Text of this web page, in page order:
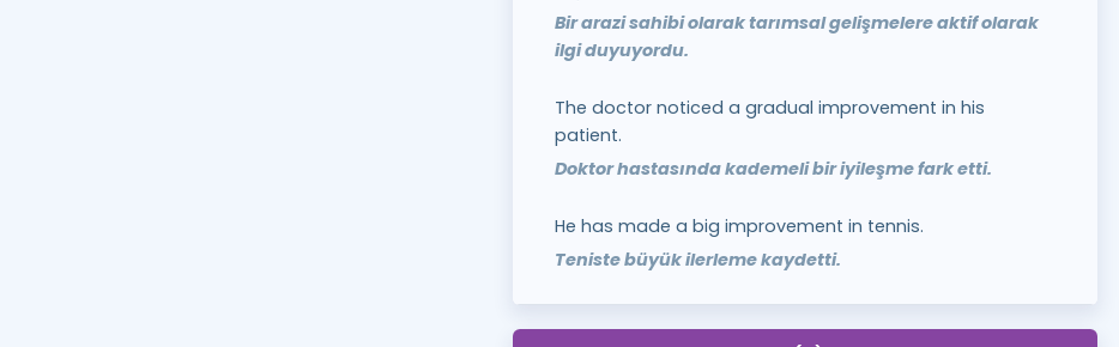
Bir arazi sahibi olarak tarımsal gelişmelere aktif olarak
ilgi duyuyordu.
The doctor noticed a gradual improvement in his
patient.
Doktor hastasında kademeli bir iyileşme fark etti.
He has made a big improvement in tennis.
Teniste büyük ilerleme kaydetti.